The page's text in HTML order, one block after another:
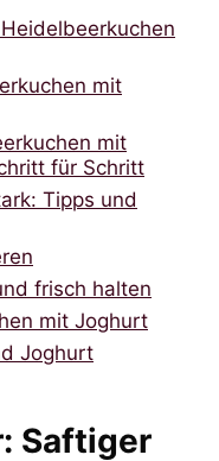
mit
mit
für Schritt
Tipps und
frisch halten
mit Joghurt
Joghurt
Saftiger